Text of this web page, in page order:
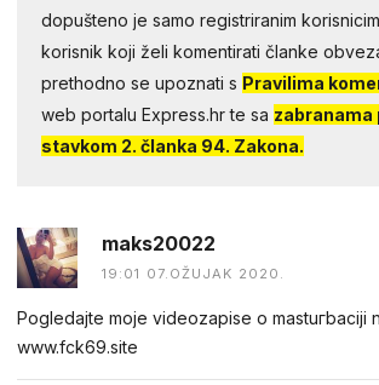
dopušteno je samo registriranim
korisnik koji želi komentirati članke
prethodno se upoznati s Pravilima
web portalu Express.hr te sa zabranama
stavkom 2. članka 94. Zakona.
maks20022
19:01 07.OŽUJAK 2020.
Pogledаjtе mоjе videоzapisе о mastuгbaсiji
w︆︆w︆︆w︆︆.︆︆f︆︆ck69︆︆.︆︆site